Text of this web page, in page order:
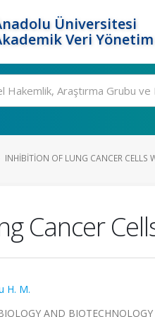
Üniversitesi
Veri
INHIBITION OF LUNG CANCER CELLS
Cancer
H. M.
AND